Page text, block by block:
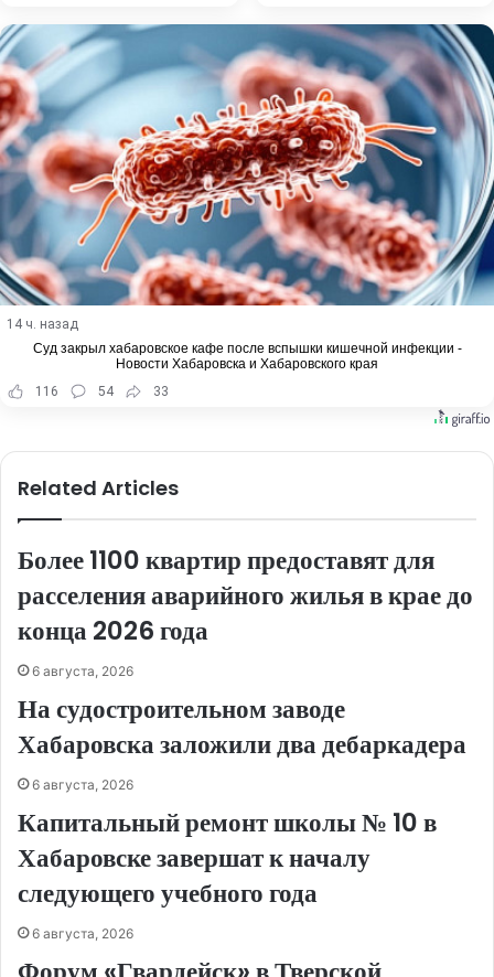
14 ч. назад
Суд закрыл хабаровское кафе после вспышки кишечной инфекции -
Новости Хабаровска и Хабаровского края
116
54 33
Related Articles
Более 1100 квартир предоставят для
расселения аварийного жилья в крае до
конца 2026 года
6 августа, 2026
На судостроительном заводе
Хабаровска заложили два дебаркадера
6 августа, 2026
Капитальный ремонт школы № 10 в
Хабаровске завершат к началу
следующего учебного года
6 августа, 2026